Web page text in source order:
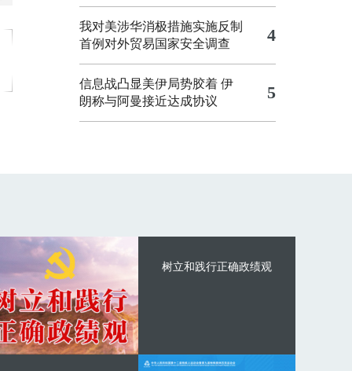
我对美涉华消极措施实施反制
首例对外贸易国家安全调查
4
信息战凸显美伊局势胶着 伊
朗称与阿曼接近达成协议
5
树立和践行正确政绩观